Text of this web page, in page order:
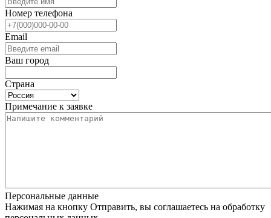
Номер телефона
Email
Ваш город
Страна
Примечание к заявке
Персональные данные
Нажимая на кнопку Отправить, вы соглашаетесь на обработку